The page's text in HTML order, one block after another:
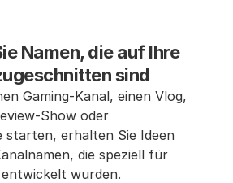
Namen, die auf Ihre
sind
Gaming-Kanal, einen Vlog,
Show oder
starten, erhalten Sie Ideen
die speziell für
wurden.